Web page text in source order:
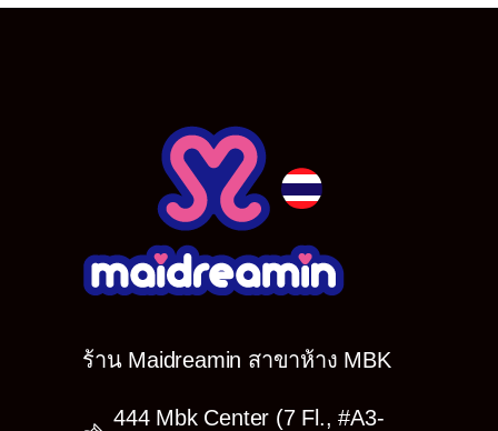
ร้าน Maidreamin สาขาห้าง MBK
444 Mbk Center (7 Fl., #A3-